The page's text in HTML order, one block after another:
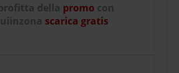
della promo con
scarica gratis